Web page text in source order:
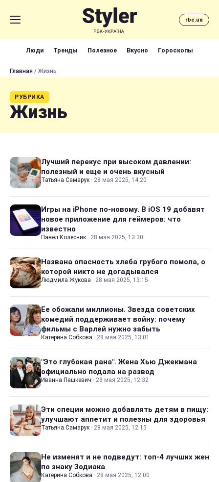
rbc.ua
Люди Тренды Полезное Вкусно Гороскопы
Главная / Жизнь
РУБРИКА
Жизнь
Лучший перекус при высоком давлении:
полезный и еще и очень вкусный
Татьяна Самарук · 28 мая 2025, 14:20
Игры на iPhone по-новому. В iOS 19 добавят
новое приложение для геймеров: что
известно
Павел Колесник · 28 мая 2025, 13:30
Названа опасность хлеба грубого помола, о
которой никто не догадывался
Людмила Жукова · 28 мая 2025, 13:15
Ее обожали миллионы. Звезда советских
комедий поддерживает войну: почему
фильмы с Варлей нужно забыть
Катерина Собкова · 28 мая 2025, 13:01
"Это глубокая рана". Жена Хью Джекмана
официально подала на развод
Иванна Пашкевич · 28 мая 2025, 12:32
Эти специи можно добавлять детям в пищу:
улучшают аппетит и полезны для здоровья
Татьяна Самарук · 28 мая 2025, 12:15
Не изменят и не подведут: топ-4 лучших жен
по знаку Зодиака
Катерина Собкова · 28 мая 2025, 12:00